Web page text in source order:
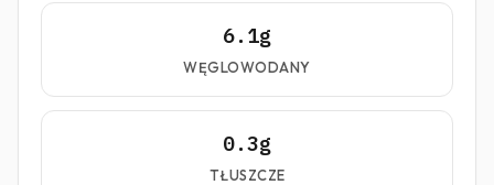
6.1g
WĘGLOWODANY
0.3g
TŁUSZCZE